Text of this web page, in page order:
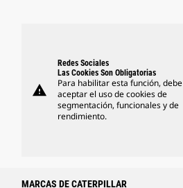
warning
Redes Sociales
Las Cookies Son Obligatorias
Para habilitar esta función, debe
aceptar el uso de cookies de
segmentación, funcionales y de
rendimiento.
MARCAS DE CATERPILLAR